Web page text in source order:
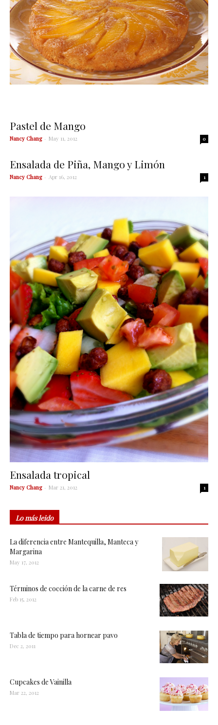
Pastel de Mango
Nancy Chang - May 11, 2012 0
Ensalada de Piña, Mango y Limón
Nancy Chang - Apr 16, 2012 1
Ensalada tropical
Nancy Chang - Mar 21, 2012 1
Lo más leido
La diferencia entre Mantequilla, Manteca y
Margarina
May 17, 2012
Términos de cocción de la carne de res
Feb 15, 2012
Tabla de tiempo para hornear pavo
Dec 2, 2011
Cupcakes de Vainilla
Mar 22, 2012